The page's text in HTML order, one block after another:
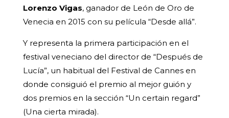
Lorenzo Vigas, ganador de León de Oro de
Venecia en 2015 con su película “Desde allá”.
Y representa la primera participación en el
festival veneciano del director de “Después de
Lucía”, un habitual del Festival de Cannes en
donde consiguió el premio al mejor guión y
dos premios en la sección “Un certain regard”
(Una cierta mirada).